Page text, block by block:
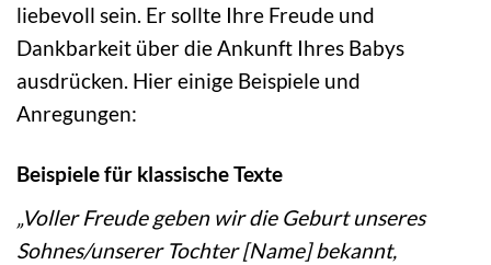
liebevoll sein. Er sollte Ihre Freude und
Dankbarkeit über die Ankunft Ihres Babys
ausdrücken. Hier einige Beispiele und
Anregungen:
Beispiele für klassische Texte
„Voller Freude geben wir die Geburt unseres
Sohnes/unserer Tochter [Name] bekannt,